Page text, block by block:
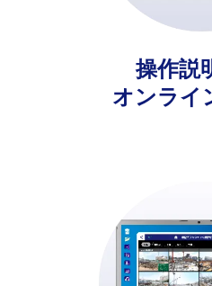
操作説
オンライ